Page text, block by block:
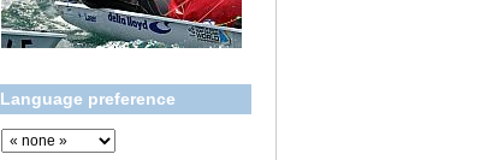
Language preference